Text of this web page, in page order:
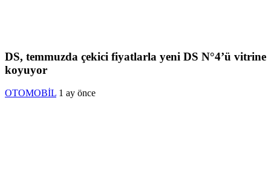
DS, temmuzda çekici fiyatlarla yeni DS N°4’ü vitrine
koyuyor
OTOMOBİL 1 ay önce